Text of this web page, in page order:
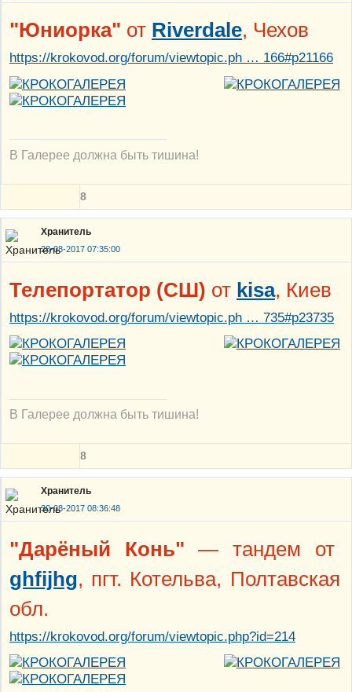
"Юниорка" от Riverdale, Чехов
https://krokovod.org/forum/viewtopic.ph … 166#p21166
В Галерее должна быть тишина!
8
Хранитель
28-08-2017 07:35:00
Телепортатор (СШ) от kisa, Киев
https://krokovod.org/forum/viewtopic.ph … 735#p23735
В Галерее должна быть тишина!
8
Хранитель
30-08-2017 08:36:48
"Дарёный Конь" — тандем от
ghfijhg, пгт. Котельва, Полтавская
обл.
https://krokovod.org/forum/viewtopic.php?id=214